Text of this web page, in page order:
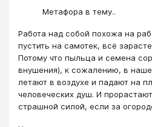
Метафора в тему..
Работа над собой похожа на
пустить на самотек, всё
Потому что пыльца и семена
внушения), к сожалению, в
летают в воздухе и падают на
человеческих душ. И
страшной силой, если за